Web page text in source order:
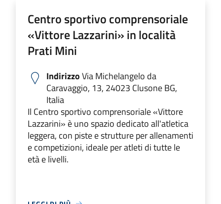
Centro sportivo comprensoriale
«Vittore Lazzarini» in località
Prati Mini
IndirizzoVia Michelangelo da
Caravaggio, 13, 24023 Clusone BG,
Italia
Il Centro sportivo comprensoriale «Vittore
Lazzarini» è uno spazio dedicato all'atletica
leggera, con piste e strutture per allenamenti
e competizioni, ideale per atleti di tutte le
età e livelli.